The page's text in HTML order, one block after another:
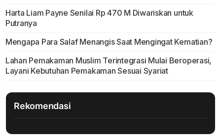
Harta Liam Payne Senilai Rp 470 M Diwariskan untuk
Putranya
Mengapa Para Salaf Menangis Saat Mengingat Kematian?
Lahan Pemakaman Muslim Terintegrasi Mulai Beroperasi,
Layani Kebutuhan Pemakaman Sesuai Syariat
Rekomendasi